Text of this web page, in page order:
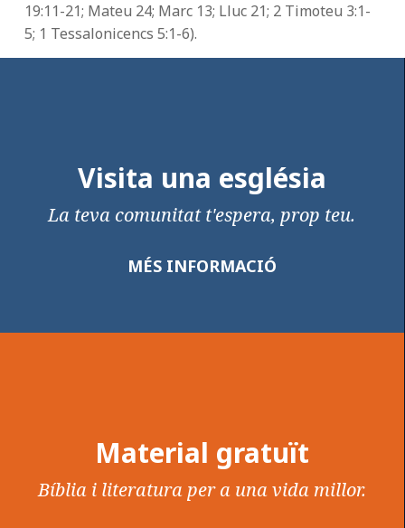
19:11-21; Mateu 24; Marc 13; Lluc 21; 2 Timoteu 3:1-
5; 1 Tessalonicencs 5:1-6).
Visita una església
La teva comunitat t'espera, prop teu.
MÉS INFORMACIÓ
Material gratuït
Bíblia i literatura per a una vida millor.